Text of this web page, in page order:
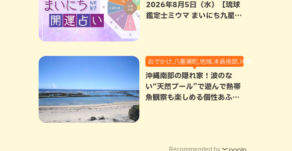
2026年8月5日（水）【琉球
鑑定士ミウマ まいにち九星気
おでかけ,八重瀬町,地域,本島南部,沖縄の海,自然
沖縄南部の隠れ家！波のな
い“天然プール”で遊んで熱帯
魚観察も楽しめる個性あふれ
Recommended by